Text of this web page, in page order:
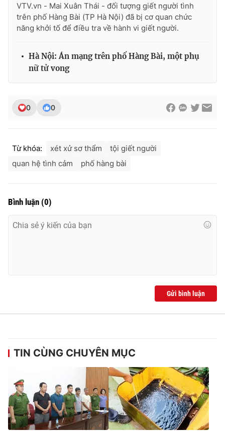
Ðiện thoại Thời báo VTV:024.66 897 897
Email:toasoan@vtv.vn
Liên hệ quảng cáo: 024-7300.7108
VTV.vn - Mai Xuân Thái - đối tượng giết người tình
trên phố Hàng Bài (TP Hà Nội) đã bị cơ quan chức
năng khởi tố để điều tra về hành vi giết người.
Hà Nội: Án mạng trên phố Hàng Bài, một phụ
nữ tử vong
0 0
Từ khóa: xét xử sơ thẩm
tội giết người
quan hệ tình cảm
phố hàng bài
Bình luận (0)
Gửi bình luận
TIN CÙNG CHUYÊN MỤC